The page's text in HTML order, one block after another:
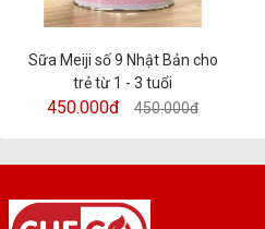
Sữa Meiji số 9 Nhật Bản cho
trẻ từ 1 - 3 tuổi
450.000đ 450.000đ